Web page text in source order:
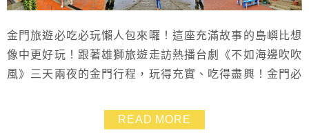
金門旅遊必吃必玩懶人包來囉！這座充滿故事的島嶼比想
像中更好玩！跟著雄獅旅遊走訪熱播台劇《不如海邊吹吹
風》三天兩夜的金門行程，玩得充實、吃得盡興！金門必
條、廣東粥到大樹下大排檔的炒佛手和沙蟲、金門總兵
宴、痛風鍋、小金門芋頭餐等，每一口都是在地好滋味！
READ MORE